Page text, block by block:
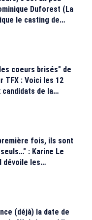
Duforest (La
le casting de
2026
coeurs brisés" de
TFX : Voici les 12
candidats de la
fois, ils sont
: Karine Le
dévoile les
des speed dating
(déjà) la date de